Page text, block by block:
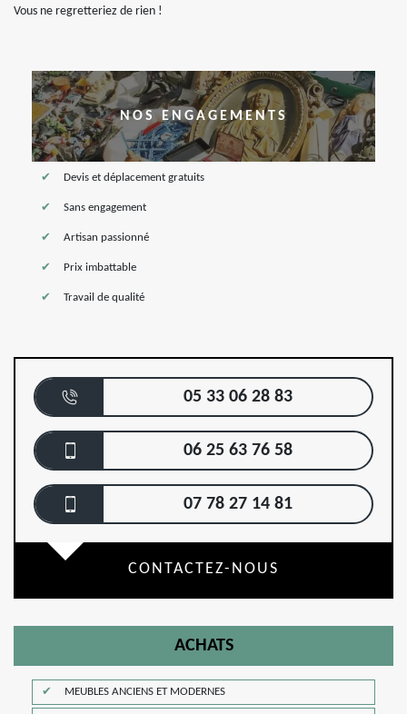
Vous ne regretteriez de rien !
NOS ENGAGEMENTS
Devis et déplacement gratuits
Sans engagement
Artisan passionné
Prix imbattable
Travail de qualité
05 33 06 28 83
06 25 63 76 58
07 78 27 14 81
CONTACTEZ-NOUS
ACHATS
MEUBLES ANCIENS ET MODERNES